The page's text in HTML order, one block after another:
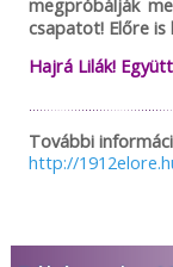
megpróbálják
csapatot! Előre is
Hajrá Lilák!
További
http://